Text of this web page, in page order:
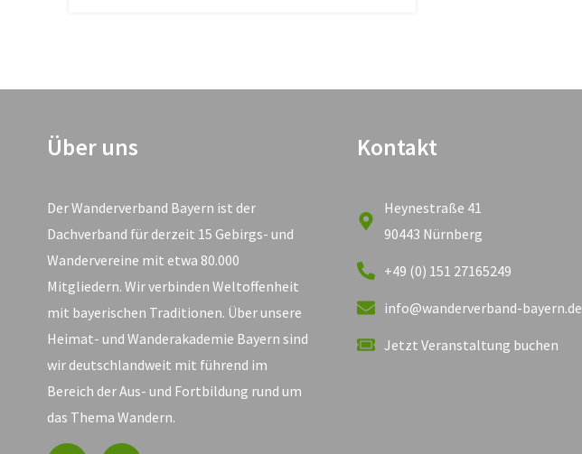
Über uns
Der Wanderverband Bayern ist der
Dachverband für derzeit 15 Gebirgs- und
Wandervereine mit etwa 80.000
Mitgliedern. Wir verbinden Weltoffenheit
mit bayerischen Traditionen. Über unsere
Heimat- und Wanderakademie Bayern sind
wir deutschlandweit mit führend im
Bereich der Aus- und Fortbildung rund um
das Thema Wandern.
Kontakt
Heynestraße 41
90443 Nürnberg
+49 (0) 151 27165249
info@wanderverband-bayern.de
Jetzt Veranstaltung buchen